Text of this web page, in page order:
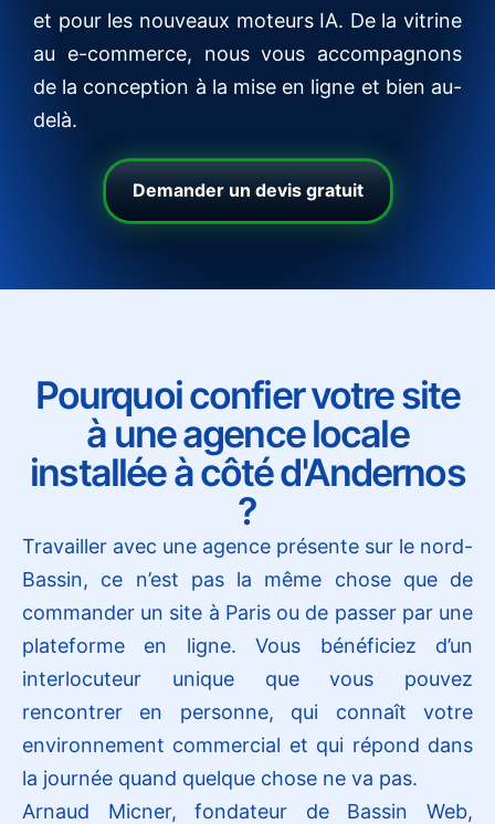
et pour les nouveaux moteurs IA. De la vitrine
au e-commerce, nous vous accompagnons
de la conception à la mise en ligne et bien au-
delà.
Demander un devis gratuit
Pourquoi confier votre site
à une agence locale
installée à côté d'Andernos
?
Travailler avec une agence présente sur le nord-
Bassin, ce n’est pas la même chose que de
commander un site à Paris ou de passer par une
plateforme en ligne. Vous bénéficiez d’un
interlocuteur unique que vous pouvez
rencontrer en personne, qui connaît votre
environnement commercial et qui répond dans
la journée quand quelque chose ne va pas.
Arnaud Micner, fondateur de Bassin Web,